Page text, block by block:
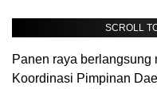
SCROLL
Panen raya
Koordinasi Pimpinan